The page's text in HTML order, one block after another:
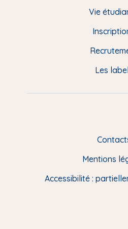
g
Vie
Les
Mentions
Accessibilité :